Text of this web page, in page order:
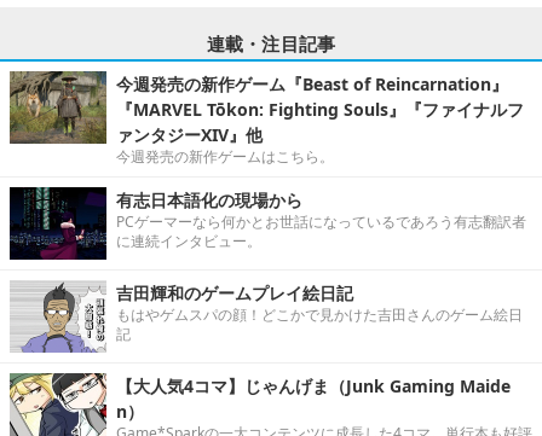
連載・注目記事
今週発売の新作ゲーム『Beast of Reincarnation』
『MARVEL Tōkon: Fighting Souls』『ファイナルフ
ァンタジーXIV』他
今週発売の新作ゲームはこちら。
有志日本語化の現場から
PCゲーマーなら何かとお世話になっているであろう有志翻訳者
に連続インタビュー。
吉田輝和のゲームプレイ絵日記
もはやゲムスパの顔！どこかで見かけた吉田さんのゲーム絵日
記
【大人気4コマ】じゃんげま（Junk Gaming Maide
n）